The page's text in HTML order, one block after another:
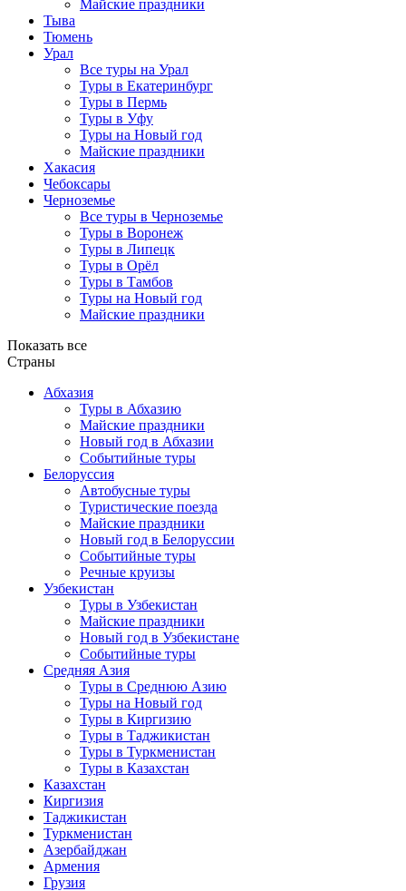
Майские праздники
Тыва
Тюмень
Урал
Все туры на Урал
Туры в Екатеринбург
Туры в Пермь
Туры в Уфу
Туры на Новый год
Майские праздники
Хакасия
Чебоксары
Черноземье
Все туры в Черноземье
Туры в Воронеж
Туры в Липецк
Туры в Орёл
Туры в Тамбов
Туры на Новый год
Майские праздники
Показать все
Страны
Абхазия
Туры в Абхазию
Майские праздники
Новый год в Абхазии
Событийные туры
Белоруссия
Автобусные туры
Туристические поезда
Майские праздники
Новый год в Белоруссии
Событийные туры
Речные круизы
Узбекистан
Туры в Узбекистан
Майские праздники
Новый год в Узбекистане
Событийные туры
Средняя Азия
Туры в Среднюю Азию
Туры на Новый год
Туры в Киргизию
Туры в Таджикистан
Туры в Туркменистан
Туры в Казахстан
Казахстан
Киргизия
Таджикистан
Туркменистан
Азербайджан
Армения
Грузия